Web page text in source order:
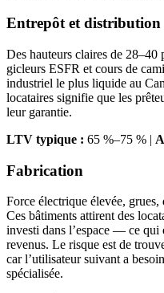
Entrepôt et distribution
Des hauteurs claires de 28–40
gicleurs ESFR et cours de
industriel le plus liquide au
locataires signifie que les
leur garantie.
LTV typique : 65 %–75 % |
Fabrication
Force électrique élevée,
Ces bâtiments attirent des
investi dans l’espace — ce qui
revenus. Le risque est de
car l’utilisateur suivant a
spécialisée.